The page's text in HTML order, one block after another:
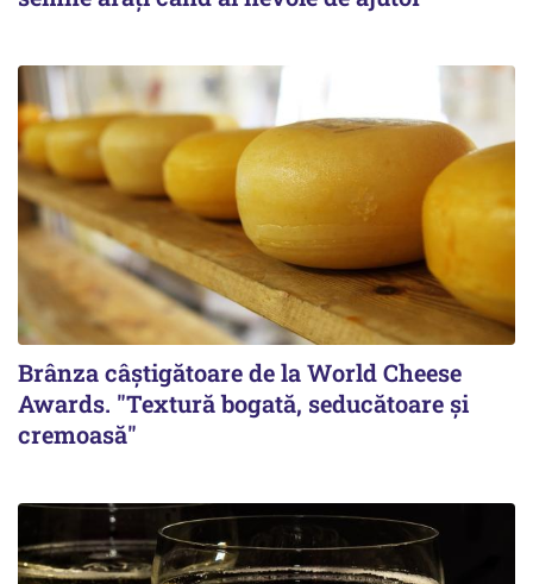
Brânza câștigătoare de la World Cheese
Awards. "Textură bogată, seducătoare și
cremoasă"